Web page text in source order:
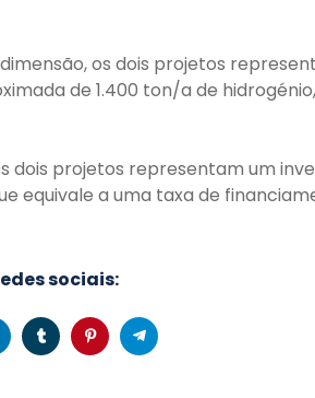
os dois projetos
de 1.400 ton/a de
dois projetos representam um
equivale a uma taxa de
sociais: